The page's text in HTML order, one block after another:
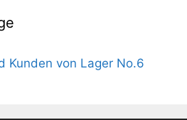
Kunden von Lager No.6